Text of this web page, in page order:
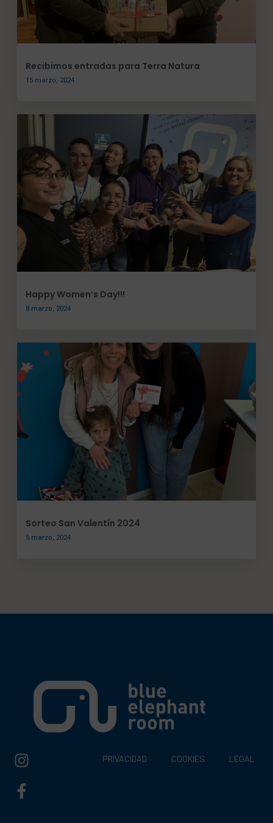
Recibimos entradas para Terra Natura
15 marzo, 2024
Happy Women’s Day!!!
8 marzo, 2024
Sorteo San Valentín 2024
5 marzo, 2024
PRIVACIDAD COOKIES LEGAL